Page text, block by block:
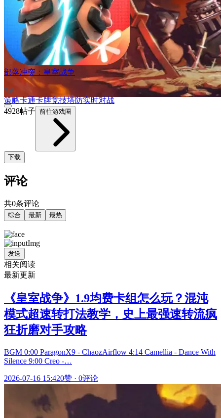
部落冲突：皇室战争
7.6
策略卡通卡牌竞技塔防实时对战
4928帖子 前往游戏圈
下载
评论
共0条评论
综合 最新 最热
发送
相关阅读
最新更新
《皇室战争》1.9均费卡组怎么玩？混沌
模式超速转打法教学，史上最强速转流疯
狂折磨对手攻略
BGM 0:00 ParagonX9 - ChaozAirflow 4:14 Camellia - Dance With
Silence 9:00 Creo -…
2026-07-16 15:420赞 · 0评论